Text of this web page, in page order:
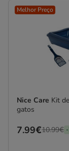
Melhor Preço
Nice Care Kit
gatos
Preço
7.99€10.99€